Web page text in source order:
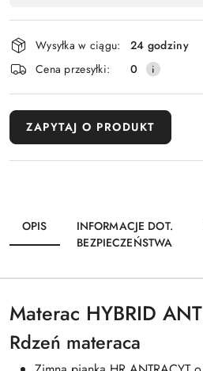
płatność
i
dostawa
Wysyłka w ciągu:
24 godziny
Cena przesyłki:
0
ZAPYTAJ O PRODUKT
OPIS
INFORMACJE DOT.
BEZPIECZEŃSTWA
Materac HYBRID
Rdzeń materaca